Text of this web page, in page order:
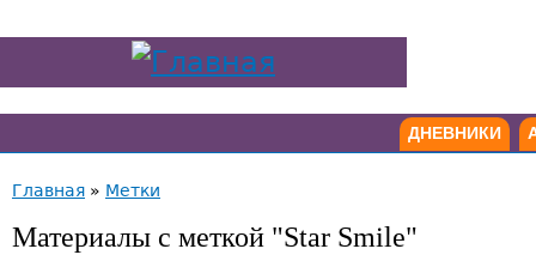
ДНЕВНИКИ
Главная » Метки
Материалы с меткой "Star Smile"